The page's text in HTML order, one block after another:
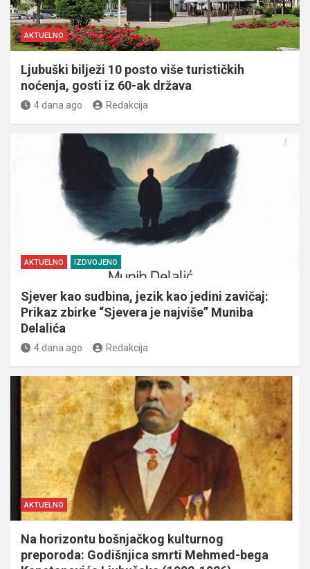
AKTUELNO
Ljubuški bilježi 10 posto više turističkih
noćenja, gosti iz 60-ak država
4 dana ago Redakcija
AKTUELNO IZDVOJENO
Sjever kao sudbina, jezik kao jedini zavičaj:
Prikaz zbirke “Sjevera je najviše” Muniba
Delalića
4 dana ago Redakcija
AKTUELNO
Na horizontu bošnjačkog kulturnog
preporoda: Godišnjica smrti Mehmed-bega